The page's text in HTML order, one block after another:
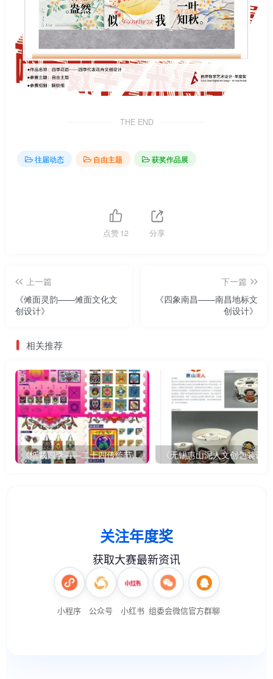
THE END
往届动态 自由主题 获奖作品展
点赞12 分享
上一篇
《傩面灵韵——傩面文化文
创设计》
下一篇
《四象南昌——南昌地标文
创设计》
相关推荐
《纸裁四季——二十四传统节气文创设计》 《无锡惠山泥人文创包装设